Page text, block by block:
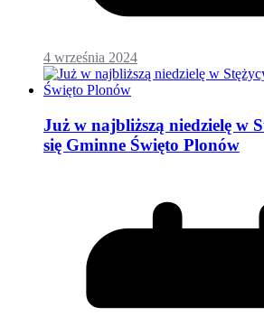
4 września 2024
Już w najbliższą niedzielę w
się Gminne Święto Plonów